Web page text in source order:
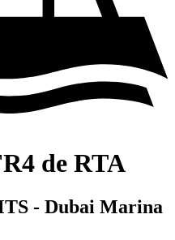
de RTA
- Dubai Marina